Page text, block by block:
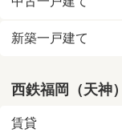
新築一戸建て
西鉄福岡（天神
賃貸